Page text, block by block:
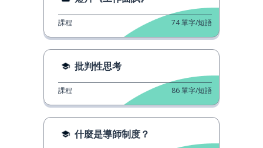
課程 74單字/短語
批判性思考
課程 86單字/短語
什麼是導師制度？